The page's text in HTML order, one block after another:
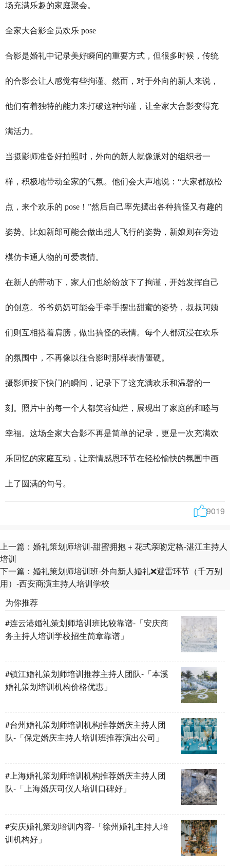
场充满乐趣的家庭聚会。
全家大合影全员欢乐 pose
合影是婚礼中记录美好瞬间的重要方式，但很多时候，传统
的合影会让人感觉有些拘谨。然而，对于外向的新人来说，
他们有着独特的能力来打破这种拘谨，让全家大合影变得充
满活力。
当摄影师准备好拍照时，外向的新人就像派对的组织者一
样，积极地带动全家的气氛。他们会大声地说：“大家都放松
点，来个欢乐的 pose！”然后自己率先摆出各种搞怪又有趣的
姿势。比如新郎可能会做出超人飞行的姿势，新娘则在旁边
模仿卡通人物的可爱表情。
在新人的带动下，家人们也纷纷放下了拘谨，开始发挥自己
的创意。爷爷奶奶可能会手牵手摆出甜蜜的姿势，叔叔阿姨
们则互相搭着肩膀，做出搞怪的表情。每个人都沉浸在欢乐
的氛围中，不再像以往合影时那样表情僵硬。
摄影师按下快门的瞬间，记录下了这充满欢乐和温馨的一
刻。照片中的每一个人都笑容灿烂，展现出了家庭的和睦与
幸福。这场全家大合影不再是简单的记录，更是一次充满欢
乐回忆的家庭互动，让亲情感恩环节在轻松愉快的氛围中画
上了圆满的句号。
9019
上一篇： 婚礼策划师培训-甜蜜拥抱 + 花式亲吻定格-湛江主持人
培训
下一篇： 婚礼策划师培训班-外向新人婚礼❌避雷环节（千万别
用）-西安商演主持人培训学校
为你推荐
#连云港婚礼策划师培训班比较靠谱-「安庆商
务主持人培训学校招生简章靠谱」
#镇江婚礼策划师培训推荐主持人团队-「本溪
婚礼策划培训机构价格优惠」
#台州婚礼策划师培训机构推荐婚庆主持人团
队-「保定婚庆主持人培训班推荐演出公司」
#上海婚礼策划师培训机构推荐婚庆主持人团
队-「上海婚庆司仪人培训口碑好」
#安庆婚礼策划培训内容-「徐州婚礼主持人培
训机构好」